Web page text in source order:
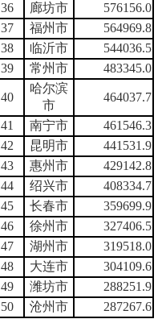
36 廊坊市
576156.0
37 福州市
564969.8
38 临沂市
544036.5
39 常州市 483345.0
40
哈尔滨
市
464037.7
41 南宁市
461546.3
42 昆明市
441531.9
43 惠州市
429142.8
44 绍兴市
408334.7
45 长春市
359699.9
46 徐州市
327406.5
47 湖州市
319518.0
48 大连市
304109.6
49 潍坊市
288251.9
50 沧州市 287267.6